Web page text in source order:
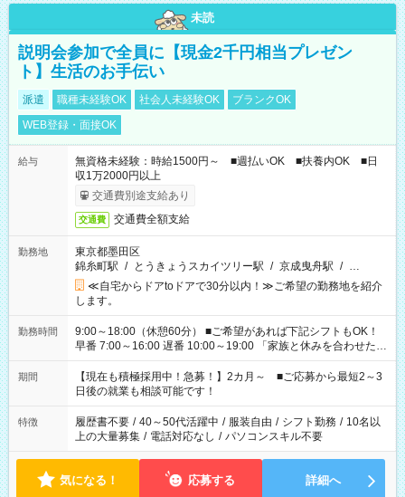
未読
説明会参加で全員に【現金2千円相当プレゼン
ト】生活のお手伝い
派遣 職種未経験OK 社会人未経験OK
ブランクOK
WEB登録・面接OK
給与
無資格未経験：時給1500円～ ■週払いOK ■扶養内OK ■日
収1万2000円以上
交通費別途支給あり
交通費 交通費全額支給
勤務地
東京都墨田区
錦糸町駅 / とうきょうスカイツリー駅 / 京成曳舟駅 / …
≪自宅からドアtoドアで30分以内！≫ご希望の勤務地を紹介
します。
勤務時間
9:00～18:00（休憩60分） ■ご希望があれば下記シフトもOK！
早番 7:00～16:00 遅番 10:00～19:00 「家族と休みを合わせた
い」 「余裕を持って夕飯の準備がしたい」 「できれば残業はし
たくない」 など、ご希望を教えてくださいね。 ※Wワーク希望
の方へ 今ご覧のお仕事で希望する勤務時間と、もう1つのお仕事
の勤務時間。 合計で週40時間を超える場合は応募できません。
期間
【現在も積極採用中！急募！】2カ月～ ■ご応募から最短2～3
日後の就業も相談可能です！
特徴 履歴書不要 / 40～50代活躍中 / 服装自由 / シフト勤務 / 10名以
上の大量募集 / 電話対応なし / パソコンスキル不要
気になる！ 応募する 詳細へ